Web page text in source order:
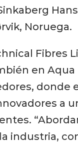
Noruega.
Fibres
en Aqua
donde
a
industria,